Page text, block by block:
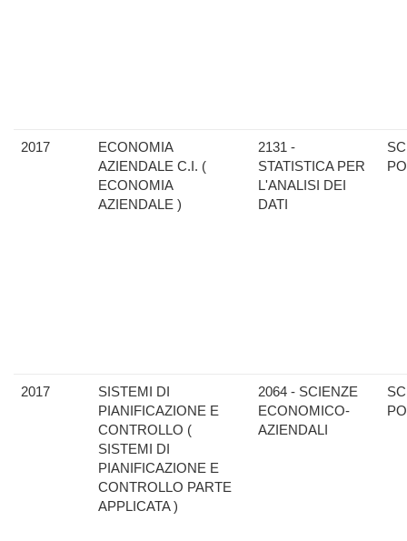
2017
ECONOMIA
AZIENDALE C.I. (
ECONOMIA
AZIENDALE )
2131 -
STATISTICA PER
L'ANALISI DEI
DATI
2017
SISTEMI DI
PIANIFICAZIONE E
CONTROLLO (
SISTEMI DI
PIANIFICAZIONE E
CONTROLLO PARTE
APPLICATA )
2064 - SCIENZE
ECONOMICO-
AZIENDALI